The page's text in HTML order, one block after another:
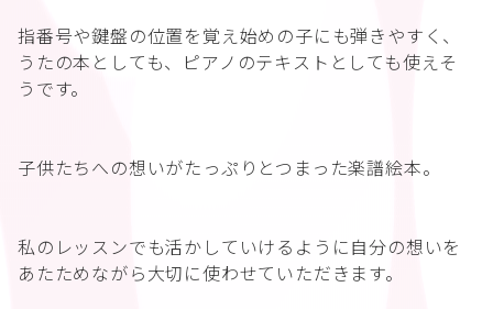
指番号や鍵盤の位置を覚え始めの子にも弾きやすく、
うたの本としても、ピアノのテキストとしても使えそ
うです。
子供たちへの想いがたっぷりとつまった楽譜絵本。
私のレッスンでも活かしていけるように自分の想いを
あたためながら大切に使わせていただきます。